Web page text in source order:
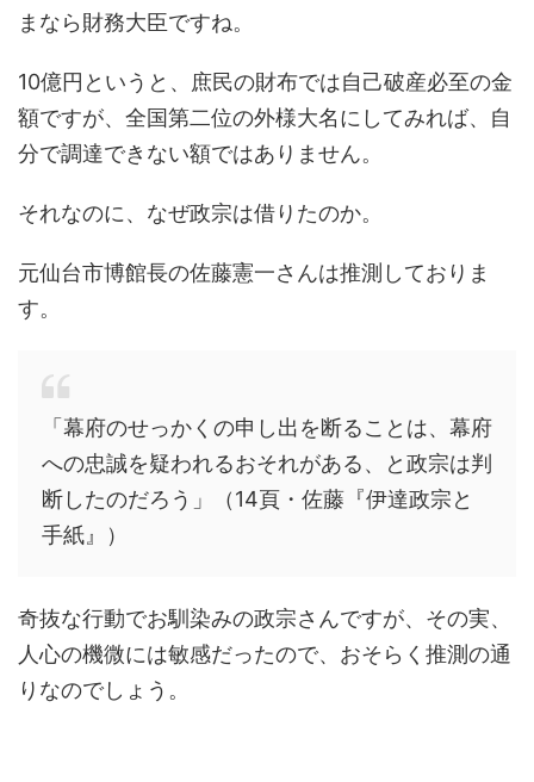
まなら財務大臣ですね。
10億円というと、庶民の財布では自己破産必至の金
額ですが、全国第二位の外様大名にしてみれば、自
分で調達できない額ではありません。
それなのに、なぜ政宗は借りたのか。
元仙台市博館長の佐藤憲一さんは推測しておりま
す。
「幕府のせっかくの申し出を断ることは、幕府
への忠誠を疑われるおそれがある、と政宗は判
断したのだろう」（14頁・佐藤『伊達政宗と
手紙』）
奇抜な行動でお馴染みの政宗さんですが、その実、
人心の機微には敏感だったので、おそらく推測の通
りなのでしょう。